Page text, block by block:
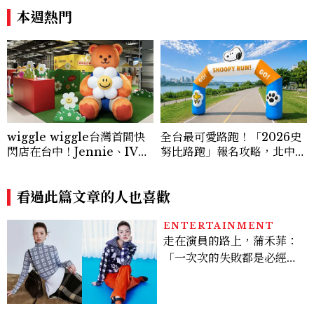
風穿搭是日常範本！
本週熱門
wiggle wiggle台灣首間快
閃店在台中！Jennie、IVE
全台最可愛路跑！「2026史
努比路跑」報名攻略，北中南
看過此篇文章的人也喜歡
ENTERTAINMENT
走在演員的路上，蒲禾菲：
「一次次的失敗都是必經過